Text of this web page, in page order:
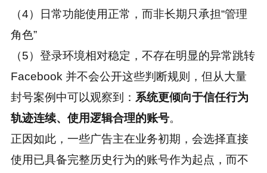
（4）日常功能使用正常，而非长期只承担“管理
角色”
（5）登录环境相对稳定，不存在明显的异常跳转
Facebook 并不会公开这些判断规则，但从大量
封号案例中可以观察到： 系统更倾向于信任行为
轨迹连续、使用逻辑合理的账号。
正因如此，一些广告主在业务初期，会选择直接
使用已具备完整历史行为的账号作为起点，而不